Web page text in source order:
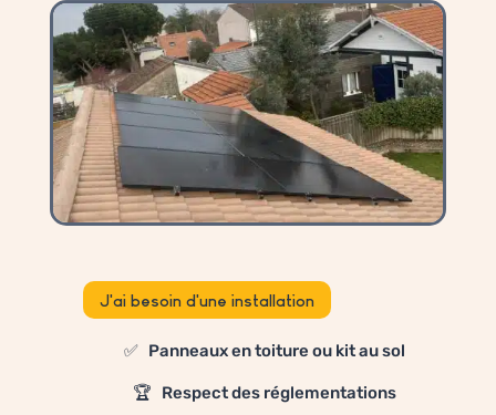
J'ai besoin d'une installation
✅ Panneaux en toiture ou kit au sol
🏆 Respect des réglementations